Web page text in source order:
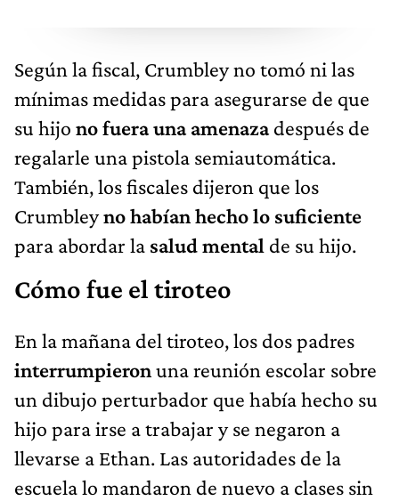
Según la fiscal, Crumbley no tomó ni las
mínimas medidas para asegurarse de que
su hijo no fuera una amenazadespués de
regalarle una pistola semiautomática.
También, los fiscales dijeron que los
Crumbleyno habían hecho lo suficiente
para abordar la salud mental de su hijo.
Cómo fue el tiroteo
En la mañana del tiroteo, los dos padres
interrumpieronuna reunión escolar sobre
un dibujo perturbador que había hecho su
hijo para irse a trabajar y se negaron a
llevarse a Ethan. Las autoridades de la
escuela lo mandaron de nuevo a clases sin